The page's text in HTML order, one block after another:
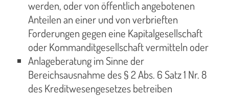
werden, oder von öffentlich angebotenen
Anteilen an einer und von verbrieften
Forderungen gegen eine Kapitalgesellschaft
oder Kommanditgesellschaft vermitteln oder
Anlageberatung im Sinne der
Bereichsausnahme des § 2 Abs. 6 Satz 1 Nr. 8
des Kreditwesengesetzes betreiben